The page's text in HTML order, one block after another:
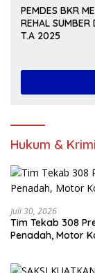
PEMDES BKR
REHAL SUMBER
T.A 2025
Hukum &
Juli 30, 2026
Tim Tekab 308
Penadah, Motor